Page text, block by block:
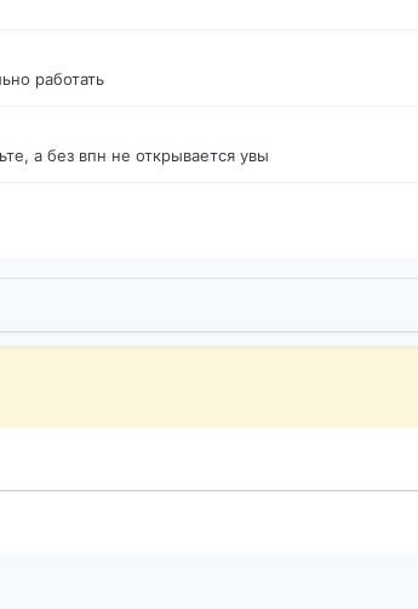
работать
а без впн не открывается увы